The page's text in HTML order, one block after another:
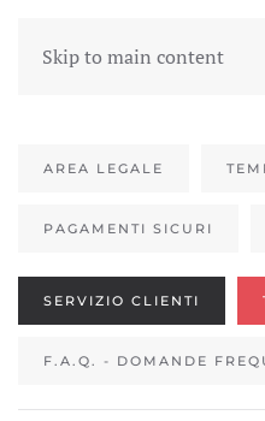
Skip to main content
AREA LEGALE
PAGAMENTI SICURI
SERVIZIO CLIENTI
F.A.Q. - DOMANDE